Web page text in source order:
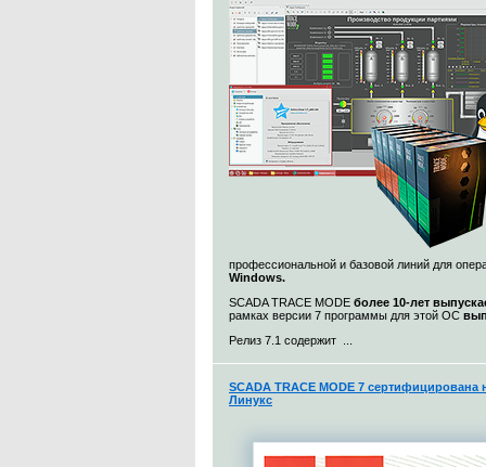
профессиональной и базовой линий для
Windows.
SCADA TRACE MODE более 10-лет
рамках версии 7 программы для этой ОС
Релиз 7.1 содержит ...
SCADA TRACE MODE 7
Линукс